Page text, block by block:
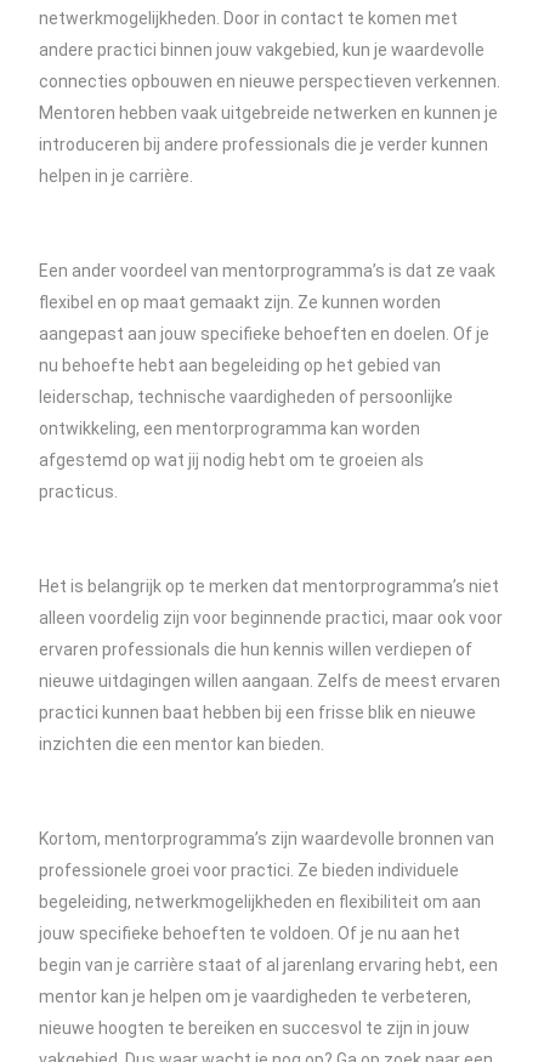
netwerkmogelijkheden. Door in contact te komen met
andere practici binnen jouw vakgebied, kun je waardevolle
connecties opbouwen en nieuwe perspectieven verkennen.
Mentoren hebben vaak uitgebreide netwerken en kunnen je
introduceren bij andere professionals die je verder kunnen
helpen in je carrière.
Een ander voordeel van mentorprogramma’s is dat ze vaak
flexibel en op maat gemaakt zijn. Ze kunnen worden
aangepast aan jouw specifieke behoeften en doelen. Of je
nu behoefte hebt aan begeleiding op het gebied van
leiderschap, technische vaardigheden of persoonlijke
ontwikkeling, een mentorprogramma kan worden
afgestemd op wat jij nodig hebt om te groeien als
practicus.
Het is belangrijk op te merken dat mentorprogramma’s niet
alleen voordelig zijn voor beginnende practici, maar ook voor
ervaren professionals die hun kennis willen verdiepen of
nieuwe uitdagingen willen aangaan. Zelfs de meest ervaren
practici kunnen baat hebben bij een frisse blik en nieuwe
inzichten die een mentor kan bieden.
Kortom, mentorprogramma’s zijn waardevolle bronnen van
professionele groei voor practici. Ze bieden individuele
begeleiding, netwerkmogelijkheden en flexibiliteit om aan
jouw specifieke behoeften te voldoen. Of je nu aan het
begin van je carrière staat of al jarenlang ervaring hebt, een
mentor kan je helpen om je vaardigheden te verbeteren,
nieuwe hoogten te bereiken en succesvol te zijn in jouw